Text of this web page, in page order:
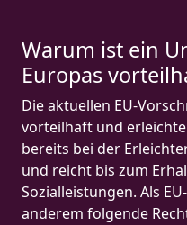
Warum ist ein
Europas
Die aktuellen EU-
vorteilhaft und
bereits bei der
und reicht bis zum
Sozialleistungen. Als
anderem folgende